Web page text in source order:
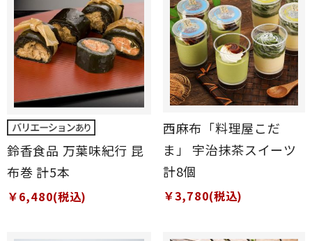
鈴香食品 万葉味紀行 昆
布巻 計5本
￥6,480(税込)
西麻布「料理屋こだ
ま」 宇治抹茶スイーツ
計8個
￥3,780(税込)